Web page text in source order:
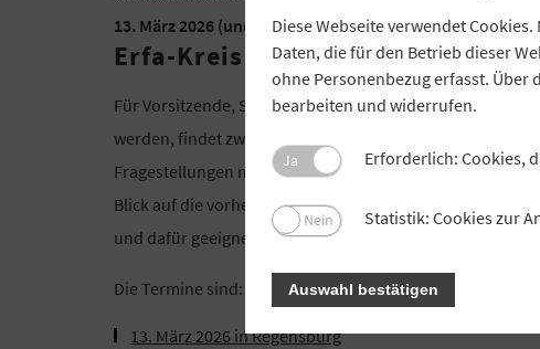
13. März 2026 (und weitere Termine)
Erfa-Kreis für
Für Vorsitzende, Stellvertretende und
werden, findet zweimal jährlich ein Erfahrungsaustausch
Fragestellungen mit Kollegen aus der Region und mit
Blick auf die vorherrschenden aktuellen Themen
und dafür geeignete Maßnahmen, sowie konkrete
Die Termine sind:
13. März 2026 in Regensburg
Diese Webseite verwendet
Daten, die für den Betrieb dieser
ohne Personenbezug erfasst. Über
bearbeiten und widerrufen.
Ja Erforderlich: Cookies,
Nein Statistik: Cookies zur
Auswahl bestätigen